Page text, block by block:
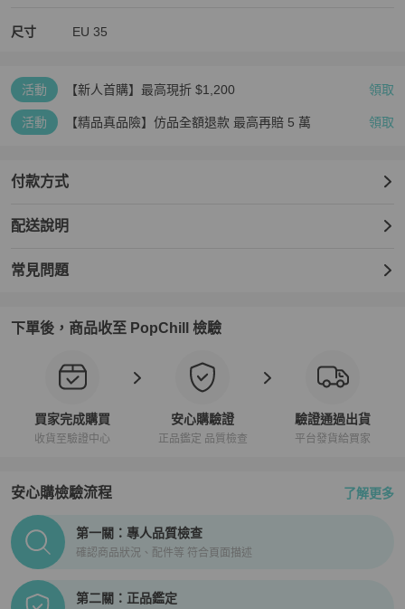
尺寸 EU 35
活動 【新人首購】最高現折 $1,200 領取
活動 【精品真品險】仿品全額退款 最高再賠 5 萬 領取
付款方式
配送說明
常見問題
下單後，商品收至 PopChill 檢驗
買家完成購買
收貨至驗證中心
安心購驗證
正品鑑定 品質檢查
驗證通過出貨
平台發貨給買家
安心購檢驗流程 了解更多
PopChill拍拍圈正品驗證、安心購檢驗流程介紹
第一關：專人品質檢查
確認商品狀況、配件等 符合頁面描述
第二關：正品鑑定